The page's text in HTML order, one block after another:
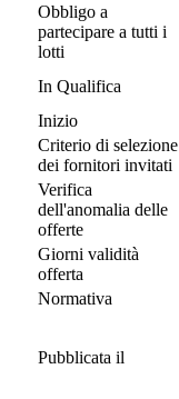
Obbligo a
partecipare a tutti i
lotti
In Qualifica
Inizio
Criterio di selezione
dei fornitori invitati
Verifica
dell'anomalia delle
offerte
Giorni validità
offerta
Normativa
Pubblicata il